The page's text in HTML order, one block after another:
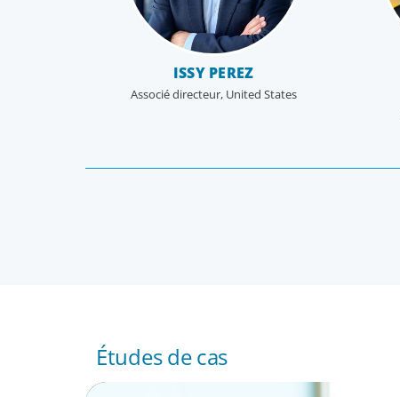
ISSY PEREZ
Associé directeur, United States
Études de cas
RETAIL & ECOMMERCE